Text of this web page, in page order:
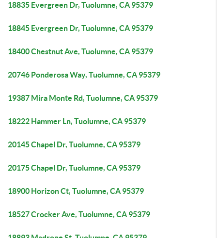
18835 Evergreen Dr, Tuolumne, CA 95379
18845 Evergreen Dr, Tuolumne, CA 95379
18400 Chestnut Ave, Tuolumne, CA 95379
20746 Ponderosa Way, Tuolumne, CA 95379
19387 Mira Monte Rd, Tuolumne, CA 95379
18222 Hammer Ln, Tuolumne, CA 95379
20145 Chapel Dr, Tuolumne, CA 95379
20175 Chapel Dr, Tuolumne, CA 95379
18900 Horizon Ct, Tuolumne, CA 95379
18527 Crocker Ave, Tuolumne, CA 95379